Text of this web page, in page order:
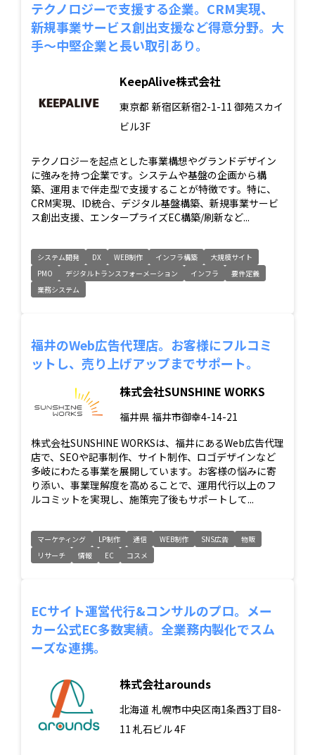
テクノロジーで支援する企業。CRM実現、
新規事業サービス創出支援など得意分野。大
手～中堅企業と長い取引あり。
KeepAlive株式会社
東京都 新宿区新宿2-1-11 御苑スカイ
ビル3F
テクノロジーを起点とした事業構想やグランドデザイン
に強みを持つ企業です。システムや基盤の企画から構
築、運用まで伴走型で支援することが特徴です。特に、
CRM実現、ID統合、デジタル基盤構築、新規事業サービ
ス創出支援、エンタープライズEC構築/刷新など...
システム開発 DX WEB制作 インフラ構築
大規模サイト
PMO
デジタルトランスフォーメーション インフラ
要件定義
業務システム
福井のWeb広告代理店。お客様にフルコミ
ットし、売り上げアップまでサポート。
株式会社SUNSHINE WORKS
福井県 福井市御幸4-14-21
株式会社SUNSHINE WORKSは、福井にあるWeb広告代理
店で、SEOや記事制作、サイト制作、ロゴデザインなど
多岐にわたる事業を展開しています。お客様の悩みに寄
り添い、事業理解度を高めることで、運用代行以上のフ
ルコミットを実現し、施策完了後もサポートして...
マーケティング LP制作 通信 WEB制作 SNS広告
物販
リサーチ
情報 EC コスメ
ECサイト運営代行&コンサルのプロ。メー
カー公式EC多数実績。全業務内製化でスム
ーズな連携。
株式会社arounds
北海道 札幌市中央区南1条西3丁目8-
11 札石ビル 4F